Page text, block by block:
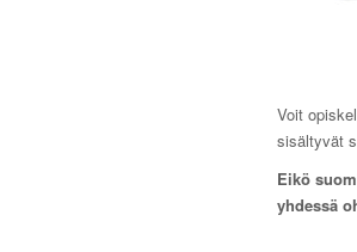
Voit
sisältyvät
Eikö
yhdessä